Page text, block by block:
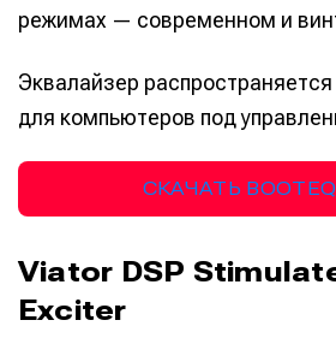
Исполнение
Исполнение
режимах — современном и
Эквалайзер
для компьютеров под
СКАЧАТЬ
Viator DSP
Exciter